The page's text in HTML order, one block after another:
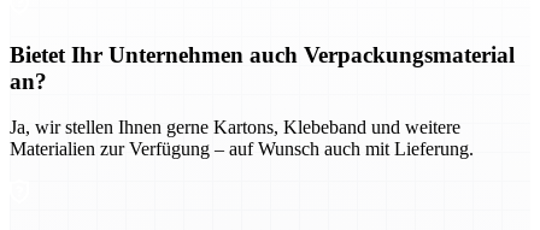
Bietet Ihr Unternehmen auch Verpackungsmaterial
an?
Ja, wir stellen Ihnen gerne Kartons, Klebeband und weitere
Materialien zur Verfügung – auf Wunsch auch mit Lieferung.